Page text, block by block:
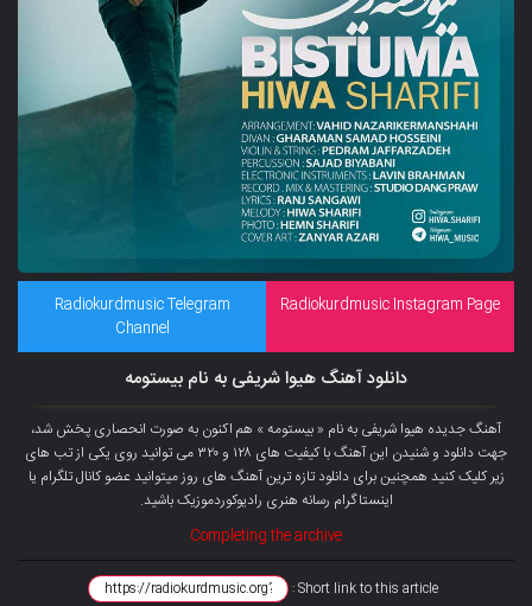
Radiokurdmusic Instagram Page
Radiokurdmusic Telegram
Channel
دانلود آهنگ هیوا شریفی به نام بیستومه
آهنگ جدیده هیوا شریفی به نام « بیستومه » هم اکنون به صورت انحصاری پخش شد،
جهت دانلود و شنیدن این آهنگ با کیفیت های ۱۲۸ و ۳۲۰ می توانید روی یکی از تب های
زیر کلیک کنید همچنین برای دانلود تازه ترین آهنگ های روز میتوانید عضوکانال تلگرام یا
اینستاگرام رسانه هنری رادیوکوردموزیک باشید.
Completing the archive
Short link to this article :